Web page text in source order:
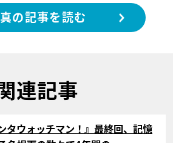
の記事を読む
連記事
タウォッチマン！』最終回、記憶